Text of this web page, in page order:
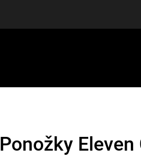
Ponožky